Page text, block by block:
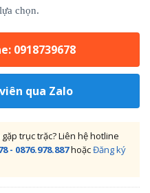
chọn.
0918739678
qua Zalo
trục trặc? Liên hệ hotline
- 0876.978.887hoặcĐăng ký